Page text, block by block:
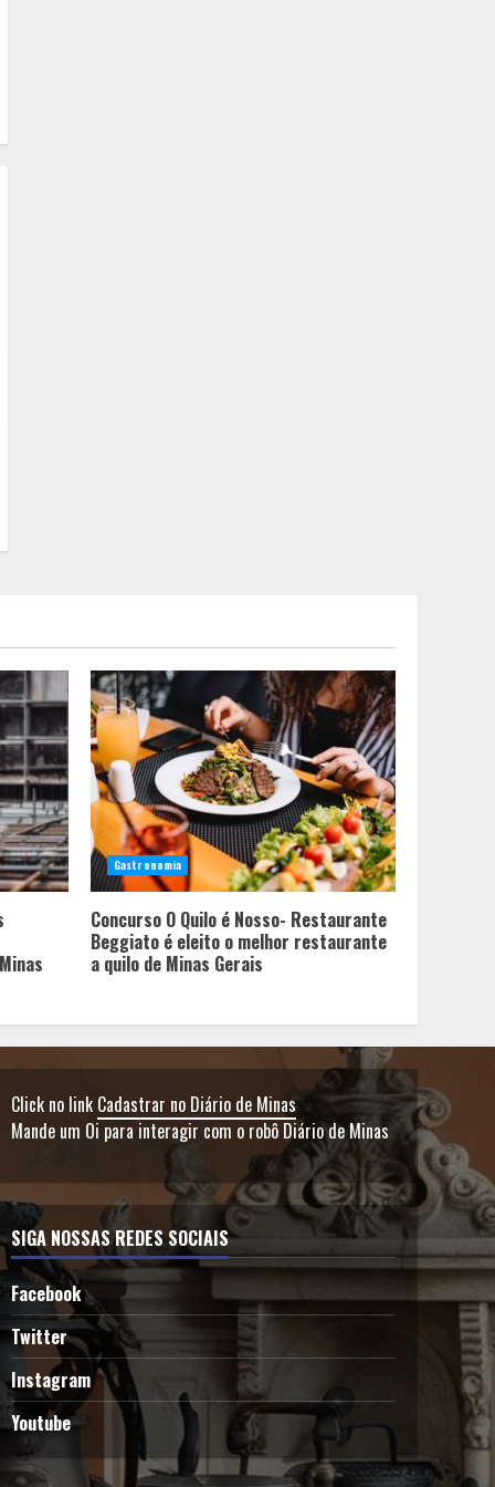
Gastronomia
Concurso O Quilo é Nosso- Restaurante
Beggiato é eleito o melhor restaurante
a quilo de Minas Gerais
Click no link Cadastrar no Diário de Minas
Mande um Oi para interagir com o robô Diário de Minas
SIGA NOSSAS REDES SOCIAIS
Facebook
Twitter
Instagram
Youtube